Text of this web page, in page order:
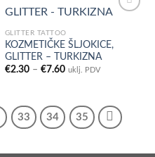
Add to
GLITTER TATTOO
KOZMETIČKE ŠLJOKICE,
GLITTER – TURKIZNA
€2.30 – €7.60Raspon
do
€7.60
uklj. PDV
33 34 35